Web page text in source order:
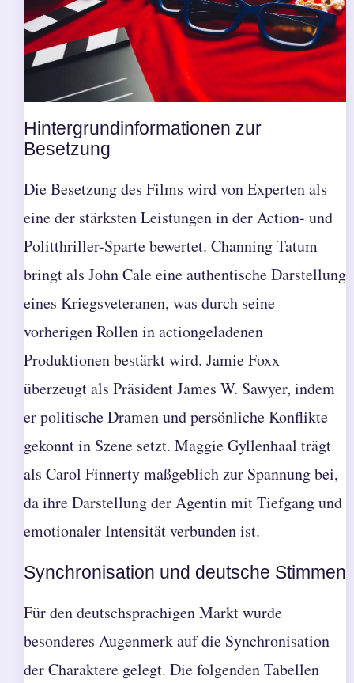
Hintergrundinformationen zur
Besetzung
Die Besetzung des Films wird von Experten als
eine der stärksten Leistungen in der Action- und
Politthriller-Sparte bewertet. Channing Tatum
bringt als John Cale eine authentische Darstellung
eines Kriegsveteranen, was durch seine
vorherigen Rollen in actiongeladenen
Produktionen bestärkt wird. Jamie Foxx
überzeugt als Präsident James W. Sawyer, indem
er politische Dramen und persönliche Konflikte
gekonnt in Szene setzt. Maggie Gyllenhaal trägt
als Carol Finnerty maßgeblich zur Spannung bei,
da ihre Darstellung der Agentin mit Tiefgang und
emotionaler Intensität verbunden ist.
Synchronisation und deutsche Stimmen
Für den deutschsprachigen Markt wurde
besonderes Augenmerk auf die Synchronisation
der Charaktere gelegt. Die folgenden Tabellen